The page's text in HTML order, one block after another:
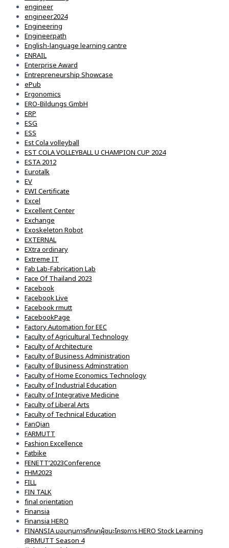
engineer
engineer2024
Engineering
Engineerpath
English-language learning cantre
ENRAIL
Enterprise Award
Entrepreneurship Showcase
ePub
Ergonomics
ERO-Bildungs GmbH
ERP
ESG
ESS
Est Cola volleyball
EST COLA VOLLEYBALL U CHAMPION CUP 2024
ESTA 2012
Eurotalk
EV
EWI Certificate
Excel
Excellent Center
Exchange
Exoskeleton Robot
EXTERNAL
EXtra ordinary
Extreme IT
Fab Lab-Fabrication Lab
Face Of Thailand 2023
Facebook
Facebook Live
Facebook rmutt
FacebookPage
Factory Automation for EEC
Faculty of Agricultural Technology
Faculty of Architecture
Faculty of Business Administration
Faculty of Business Adminstration
Faculty of Home Economics Technology
Faculty of Industrial Education
Faculty of Integrative Medicine
Faculty of Liberal Arts
Faculty of Technical Education
FanQian
FARMUTT
Fashion Excellence
Fatbike
FENETT’2023Conference
FHM2023
FILL
FIN TALK
final orientation
Finansia
Finansia HERO
FINANSIA มอบทุนการศึกษาผู้ชนะโครงการ HERO Stock Learning
@RMUTT Season 4